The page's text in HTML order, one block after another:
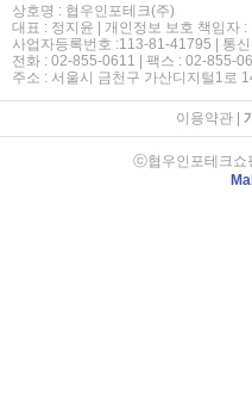
상호명 : 협우인포테크(주)
대표 : 정지윤 | 개인정보 보호 책임자 :
사업자등록번호 :113-81-41795 | 통
전화 : 02-855-0611 | 팩스 : 02-855-
주소 : 서울시 금천구 가산디지털1로
이용약관|
ⓒ협우인포테크쇼